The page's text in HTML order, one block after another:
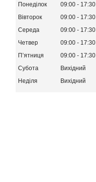
Понеділок 09:00
17:30
Вівторок
09:00
17:30
Середа
09:00
17:30
Четвер
09:00
17:30
Пʼятниця
09:00
17:30
Субота
Вихідний
Неділя
Вихідний